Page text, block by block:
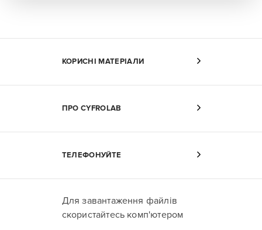
КОРИСНІ МАТЕРІАЛИ
ПРО CYFROLAB
ТЕЛЕФОНУЙТЕ
Для завантаження файлів
скористайтесь комп'ютером